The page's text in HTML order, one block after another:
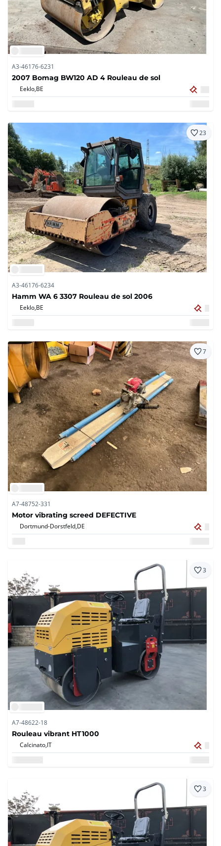
A3-46176-6231
2007 Bomag BW120 AD 4 Rouleau de sol
Eeklo,BE
23
A3-46176-6234
Hamm WA 6 3307 Rouleau de sol 2006
Eeklo,BE
7
A7-48752-331
Motor vibrating screed DEFECTIVE
Dortmund-Dorstfeld,DE
3
A7-48622-18
Rouleau vibrant HT1000
Calcinato,IT
3